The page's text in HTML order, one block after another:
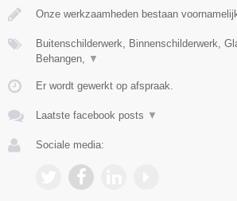
Onze werkzaamheden bestaan
Buitenschilderwerk, Binnenschilderwerk,
Behangen,
▼
Er wordt gewerkt op afspraak.
Laatste facebook posts ▼
Sociale media: